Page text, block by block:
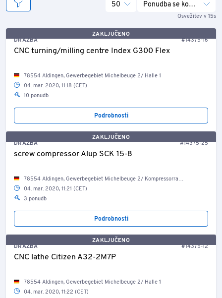
Osvežitev v 15s
50 Ponudba se konča
ZAKLJUČENO
DRAŽBA
#14375-16
CNC turning/milling centre Index G300 Flex
78554 Aldingen, Gewerbegebiet Michelbeuge 2/ Halle 1
04. mar. 2020, 11:18 (CET)
10 ponudb
Podrobnosti
ZAKLJUČENO
DRAŽBA
#14375-25
screw compressor Alup SCK 15-8
78554 Aldingen, Gewerbegebiet Michelbeuge 2/ Kompressorraum 2
04. mar. 2020, 11:21 (CET)
3 ponudb
Podrobnosti
ZAKLJUČENO
DRAŽBA
#14375-12
CNC lathe Citizen A32-2M7P
78554 Aldingen, Gewerbegebiet Michelbeuge 2/ Halle 1
04. mar. 2020, 11:22 (CET)